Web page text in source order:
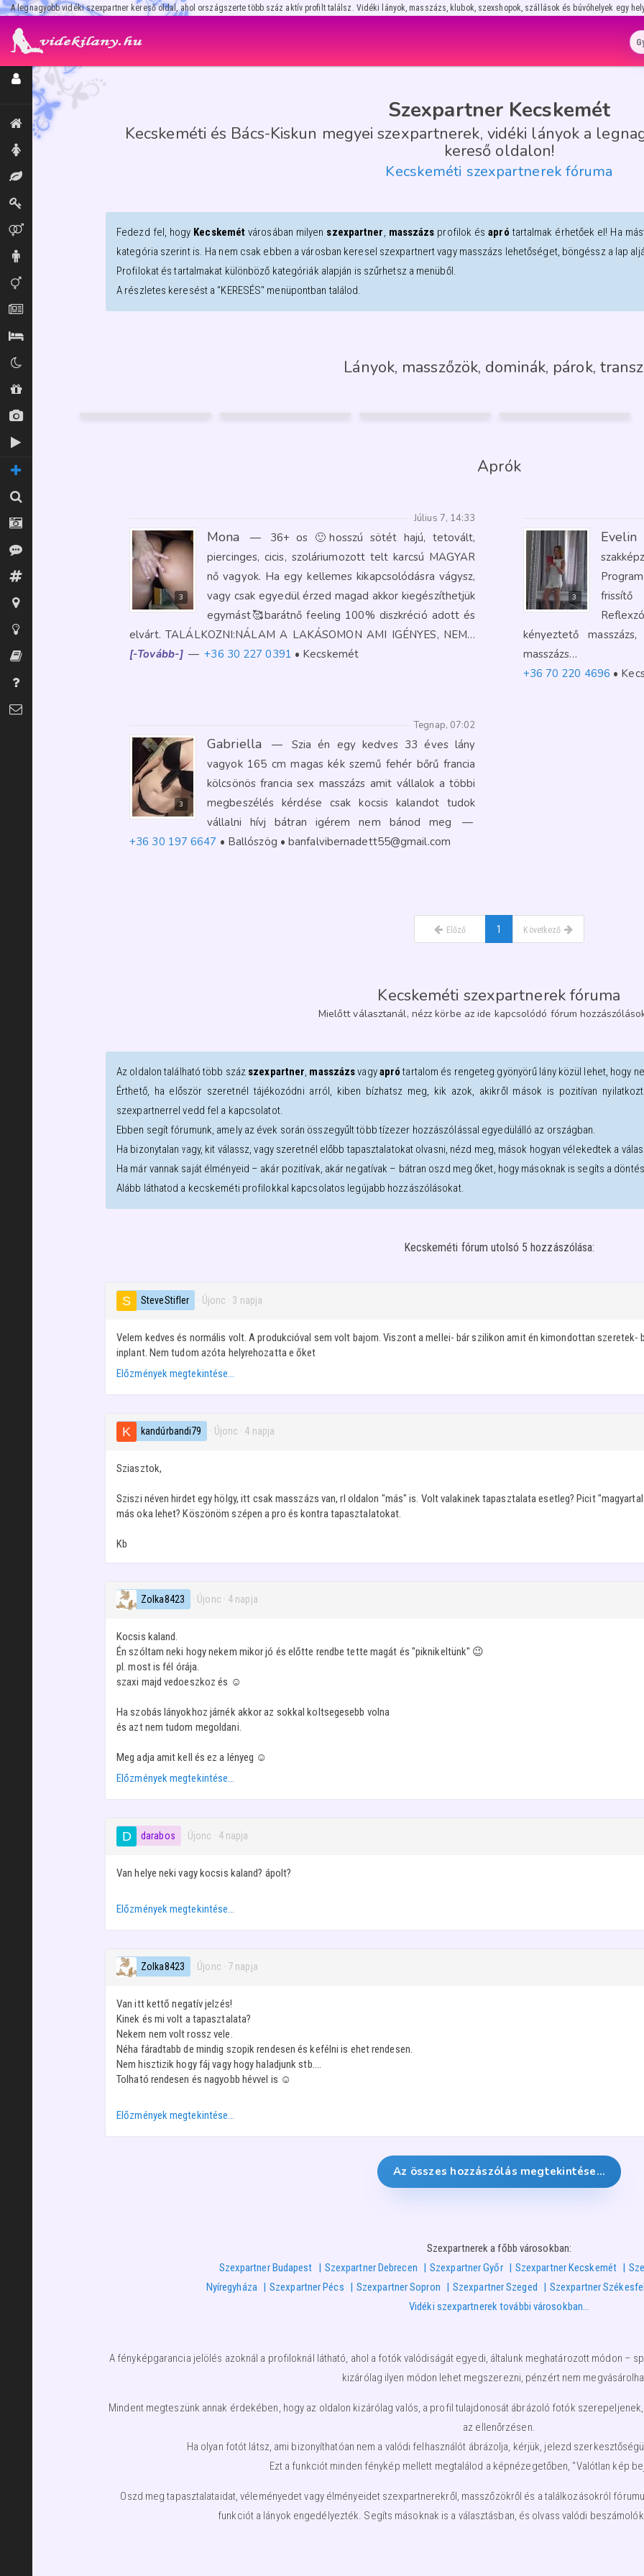
A legnagyobb vidéki szexpartner kereső oldal, ahol országszerte több száz aktív profilt találsz. Vidéki lányok, masszázs, klubok, szexshopok, szállások és búvóhelyek egy
Regisztráció / Hirdetésfeladás
Kiemeltek, legújabbak
Szexpartner Kecskemét
Kecskeméti és Bács-Kiskun megyei szexpartnerek, vidéki lányok a
kereső oldalon!
Kecskeméti szexpartnerek fóruma
Fedezd fel, hogy Kecskemét városában milyen szexpartner, masszázs profilok ésapró tartalmak érhetőek el! Ha
kategória szerint is. Ha nem csak ebben a városban keresel szexpartnert vagy masszázs lehetőséget, böngéssz a lap
Profilokat és tartalmakat különböző kategóriák alapján is szűrhetsz a menüből.
A részletes keresést a "KERESÉS" menüpontban találod.
Lányok, masszőzök, dominák, párok,
Aprók
Július 7, 14:33
3
Mona —
36+ os 🙂hosszú sötét hajú, tetovált,
piercinges, cicis, szoláriumozott telt karcsú MAGYAR
nő vagyok. Ha egy kellemes kikapcsolódásra vágysz,
vagy csak egyedül érzed magad akkor kiegészíthetjük
egymást🥰barátnő feeling 100% diszkréció adott és
elvárt. TALÁLKOZNI:NÁLAM A LAKÁSOMON AMI IGÉNYES, NEM…
[-Tovább-] — +36 30 227 0391 Kecskemét
3
Evelin
frissítő
kényeztető
+36 70 220 4696
Tegnap, 07:02
3
Gabriella —
Szia én egy kedves 33 éves lány
vagyok 165 cm magas kék szemű fehér bőrű francia
kölcsönös francia sex masszázs amit vállalok a többi
megbeszélés kérdése csak kocsis kalandot tudok
vállalni hívj bátran igérem nem bánod meg
—
+36 30 197 6647
Ballószög banfalvibernadett55@gmail.com
Előző 1 Következő
Kecskeméti szexpartnerek fóruma
Mielőtt választanál, nézz körbe az ide kapcsolódó fórum
Az oldalon található több száz szexpartner, masszázsvagyapró tartalom és rengeteg gyönyörű lány közül lehet, hogy
Érthető, ha először szeretnél tájékozódni arról, kiben bízhatsz meg, kik azok, akikről mások is pozitívan
szexpartnerrel vedd fel a kapcsolatot.
Ebben segít fórumunk, amely az évek során összegyűlt több tízezer hozzászólással egyedülálló az országban.
Ha bizonytalan vagy, kit válassz, vagy szeretnél előbb tapasztalatokat olvasni, nézd meg, mások hogyan vélekedtek a
Ha már vannak saját élményeid – akár pozitívak, akár negatívak – bátran oszd meg őket, hogy másoknak is segíts a
Alább láthatod a kecskeméti profilokkal kapcsolatos legújabb hozzászólásokat.
Kecskeméti fórum utolsó 5 hozzászólása:
SteveStifler · Újonc · 3 napja
Velem kedves és normális volt. A produkcióval sem volt bajom. Viszont a mellei- bár szilikon amit én kimondottan
inplant. Nem tudom azóta helyrehozatta e őket
Előzmények megtekintése…
kandúrbandi79 · Újonc · 4 napja
Sziasztok,
Sziszi néven hirdet egy hölgy, itt csak masszázs van, rl oldalon "más" is. Volt valakinek tapasztalata esetleg? Picit
más oka lehet? Köszönöm szépen a pro és kontra tapasztalatokat.
Kb
Zolka8423 · Újonc · 4 napja
Kocsis kaland.
Én szóltam neki hogy nekem mikor jó és előtte rendbe tette magát és "piknikeltünk" 😉
pl. most is fél órája.
szaxi majd vedoeszkoz és ☺️
Ha szobás lányokhoz járnék akkor az sokkal koltsegesebb volna
és azt nem tudom megoldani.
Meg adja amit kell és ez a lényeg ☺️
Előzmények megtekintése…
darabos · Újonc · 4 napja
Van helye neki vagy kocsis kaland? ápolt?
Előzmények megtekintése…
Zolka8423 · Újonc · 7 napja
Van itt kettő negatív jelzés!
Kinek és mi volt a tapasztalata?
Nekem nem volt rossz vele.
Néha fáradtabb de mindig szopik rendesen és kefélni is ehet rendesen.
Nem hisztizik hogy fáj vagy hogy haladjunk stb....
Tolható rendesen és nagyobb hévvel is ☺️
Előzmények megtekintése…
Az összes hozzászólás megtekintése…
Szexpartnerek a főbb városokban:
Szexpartner Budapest
Szexpartner Debrecen Szexpartner Győr Szexpartner Kecskemét
Nyíregyháza
Szexpartner Pécs Szexpartner Sopron Szexpartner Szeged
Szexpartner
Vidéki szexpartnerek további városokban…
A fényképgarancia jelölés azoknál a profiloknál látható, ahol a fotók valódiságát egyedi, általunk meghatározott módon –
kizárólag ilyen módon lehet megszerezni, pénzért nem
Mindent megteszünk annak érdekében, hogy az oldalon kizárólag valós, a profil tulajdonosát ábrázoló fotók
az ellenőrzésen.
Ha olyan fotót látsz, ami bizonyíthatóan nem a valódi felhasználót ábrázolja, kérjük, jelezd
Ezt a funkciót minden fénykép mellett megtalálod a képnézegetőben, "Valótlan kép
Oszd meg tapasztalataidat, véleményedet vagy élményeidet szexpartnerekről, masszőzökről és a találkozásokról
funkciót a lányok engedélyezték. Segíts másoknak is a választásban, és olvass valódi